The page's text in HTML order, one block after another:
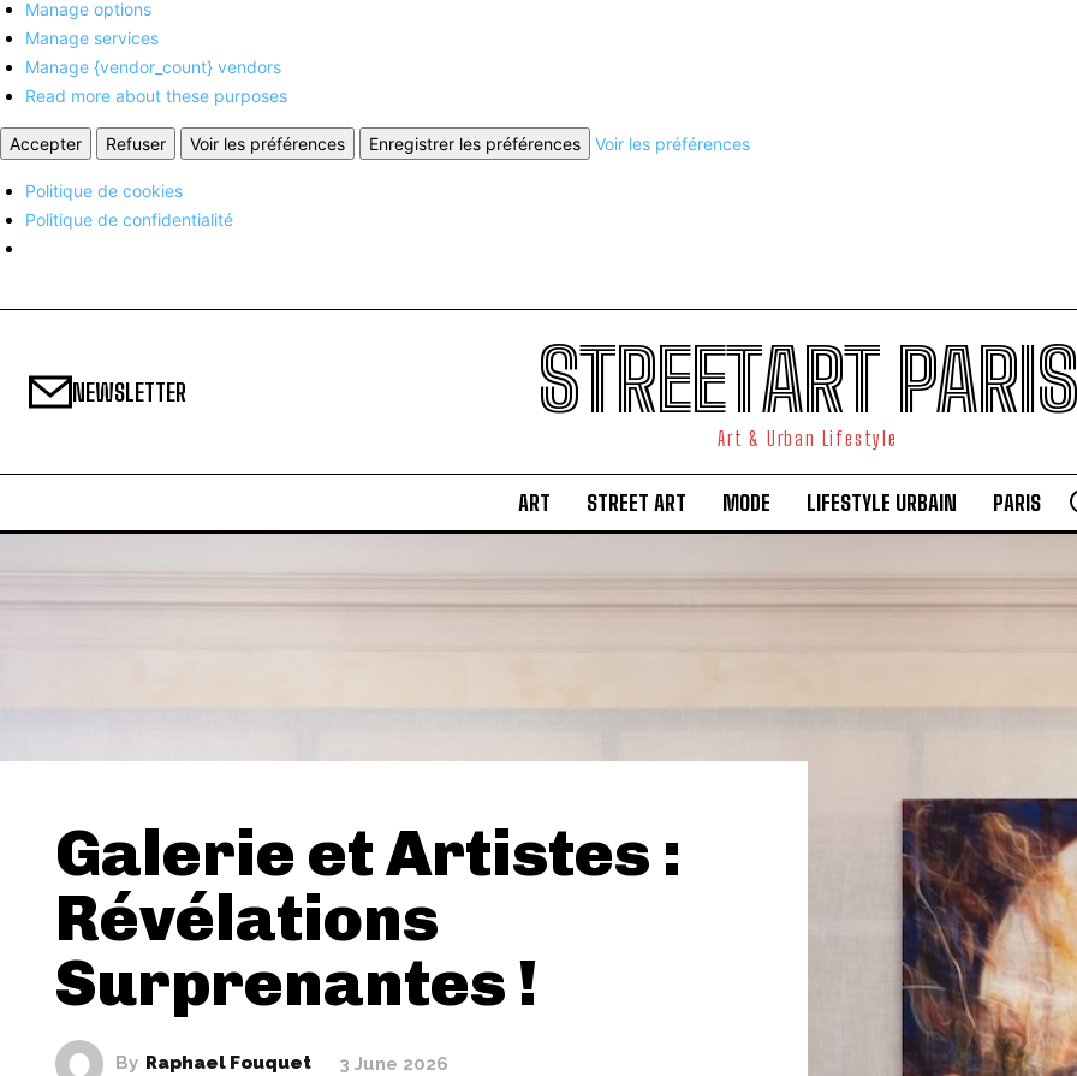
Manage options
Manage services
Manage {vendor_count} vendors
Read more about these purposes
Accepter Refuser Voir les préférences Enregistrer les préférences Voir les préférences
Politique de cookies
Politique de confidentialité
NEWSLETTER STREETART PARIS
Art & Urban Lifestyle
ART STREET ART MODE LIFESTYLE URBAIN PARIS
Galerie et Artistes :
Révélations
Surprenantes !
By Raphael Fouquet 3 June 2026